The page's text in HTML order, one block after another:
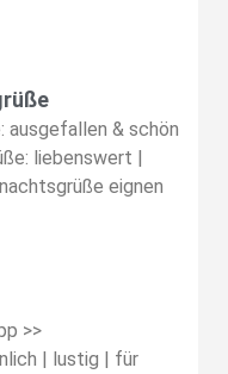
ausgefallen & schön
liebenswert |
eignen
>>
| lustig | für